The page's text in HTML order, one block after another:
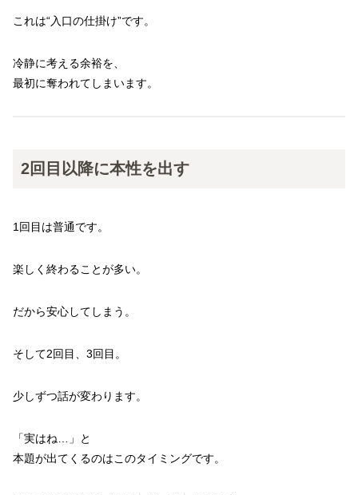
これは“入口の仕掛け”です。
冷静に考える余裕を、
最初に奪われてしまいます。
2回目以降に本性を出す
1回目は普通です。
楽しく終わることが多い。
だから安心してしまう。
そして2回目、3回目。
少しずつ話が変わります。
「実はね…」と
本題が出てくるのはこのタイミングです。